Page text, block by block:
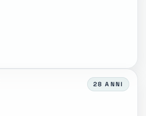
28 ANNI